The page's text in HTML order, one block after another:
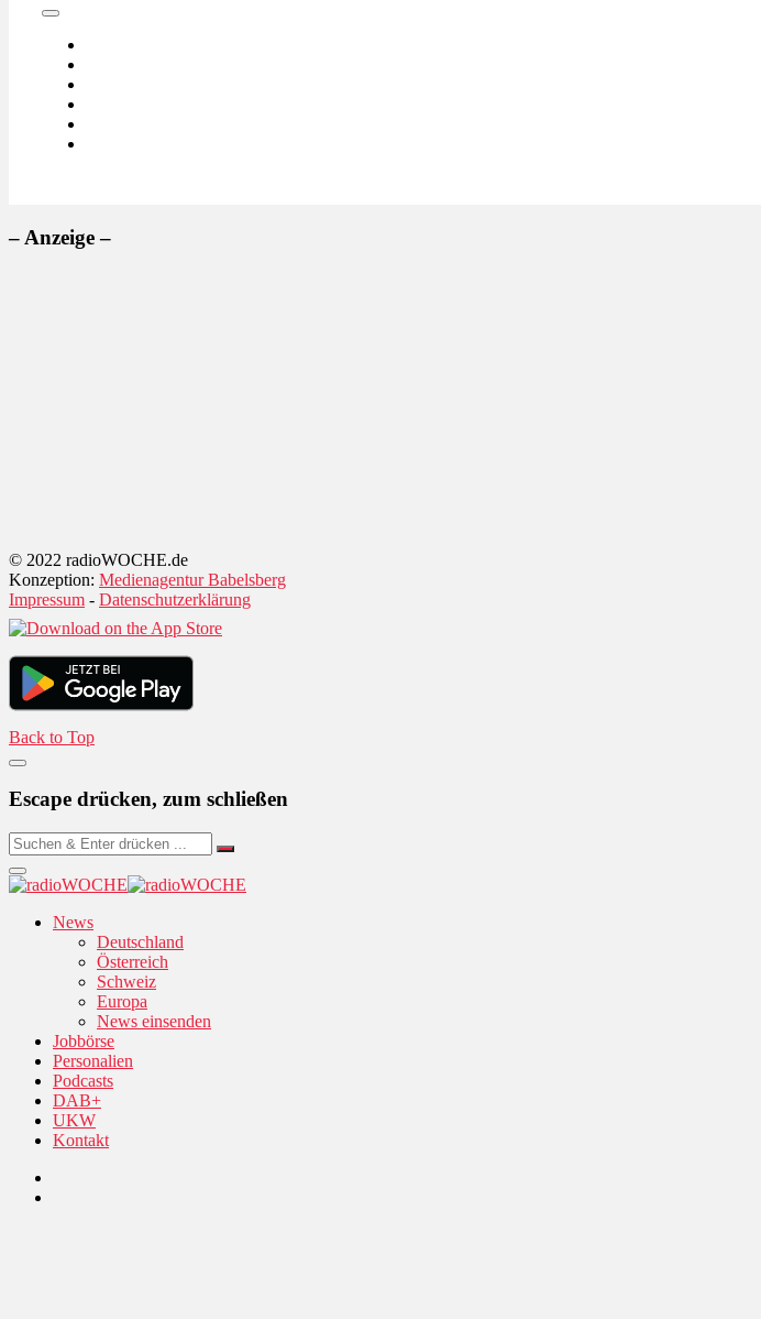
– Anzeige –
© 2022 radioWOCHE.de
Konzeption: Medienagentur Babelsberg
Impressum - Datenschutzerklärung
Back to Top
Escape drücken, zum schließen
News
Deutschland
Österreich
Schweiz
Europa
News einsenden
Jobbörse
Personalien
Podcasts
DAB+
UKW
Kontakt